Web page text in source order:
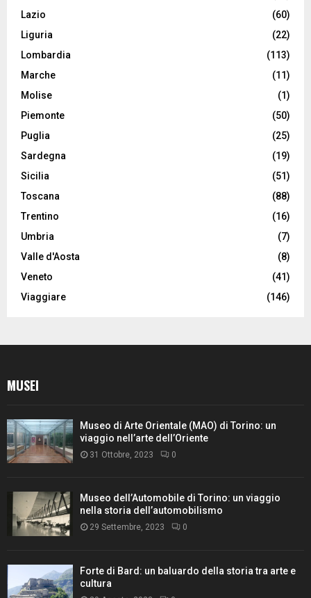
Lazio
(60)
Liguria
(22)
Lombardia
(113)
Marche
(11)
Molise
(1)
Piemonte
(50)
Puglia
(25)
Sardegna
(19)
Sicilia
(51)
Toscana
(88)
Trentino
(16)
Umbria
(7)
Valle d'Aosta
(8)
Veneto
(41)
Viaggiare
(146)
MUSEI
Museo di Arte Orientale (MAO) di Torino: un
viaggio nell’arte dell’Oriente
31 Ottobre, 2023 0
Museo dell’Automobile di Torino: un viaggio
nella storia dell’automobilismo
29 Settembre, 2023 0
Forte di Bard: un baluardo della storia tra arte e
cultura